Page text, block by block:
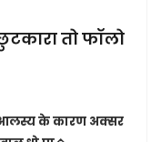
तो फॉलो
आलस्य के कारण अक्सर